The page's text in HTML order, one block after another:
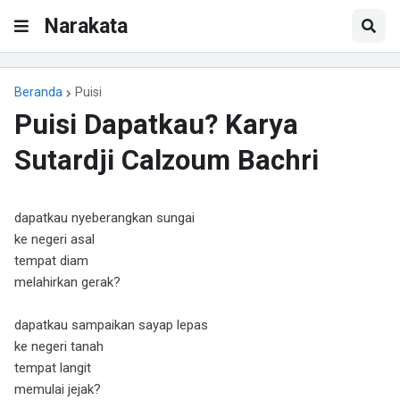
Narakata
Beranda Puisi
Puisi Dapatkau? Karya
Sutardji Calzoum Bachri
dapatkau nyeberangkan sungai
ke negeri asal
tempat diam
melahirkan gerak?
dapatkau sampaikan sayap lepas
ke negeri tanah
tempat langit
memulai jejak?